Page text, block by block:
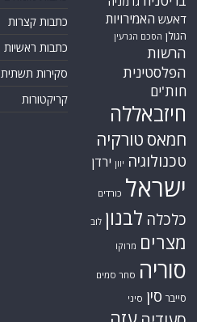
דאעש האמירויות
הגולן הסכם הגרעין
הרשות
הפלסטינית
חות'ים
חיזבאללה
חמאס טורקיה
טכנולוגיה יוון ירדן
ישראל כורדים
כלכלה לבנון לוב
מצרים מרוקו
סוריה סחר סמים
סייבר סין סיני
כתבות קצרות
כתבות ראשיות
סקירות תשתית
קריקטורות